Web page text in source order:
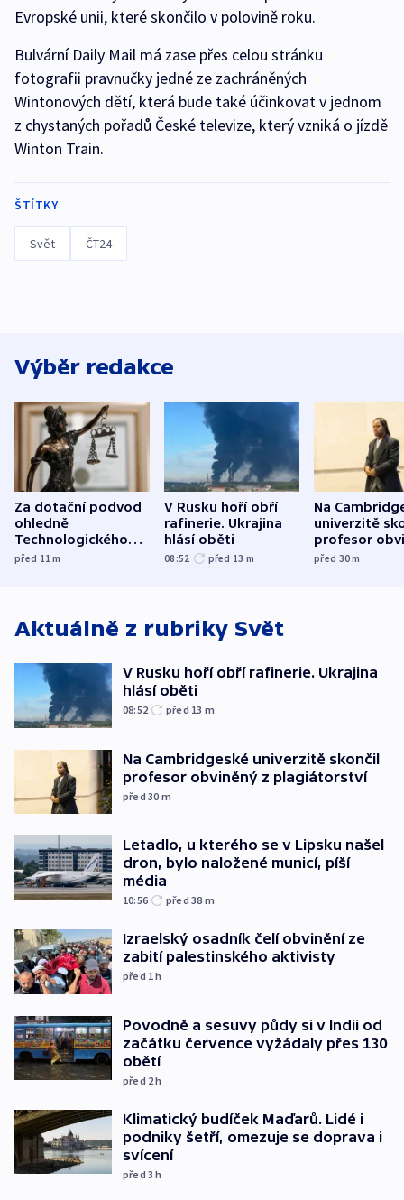
Evropské unii, které skončilo v polovině roku.
Bulvární Daily Mail má zase přes celou stránku
fotografii pravnučky jedné ze zachráněných
Wintonových dětí, která bude také účinkovat v jednom
z chystaných pořadů České televize, který vzniká o jízdě
Winton Train.
ŠTÍTKY
Svět ČT24
Výběr redakce
Za dotační podvod
ohledně
Technologického
parku poslal soud
před 11m
V Rusku hoří obří
rafinerie. Ukrajina
hlásí oběti
08:52 před 13 m
Na
univerzitě
profesor
plagiátorství
před 30m
Aktuálně z rubriky Svět
V Rusku hoří obří rafinerie. Ukrajina
hlásí oběti
08:52 před 13 m
Na Cambridgeské univerzitě skončil
profesor obviněný z plagiátorství
před 30 m
Letadlo, u kterého se v Lipsku našel
dron, bylo naložené municí, píší
média
10:56 před 38 m
Izraelský osadník čelí obvinění ze
zabití palestinského aktivisty
před 1h
Povodně a sesuvy půdy si v Indii od
začátku července vyžádaly přes 130
obětí
před 2h
Klimatický budíček Maďarů. Lidé i
podniky šetří, omezuje se doprava i
svícení
před 3h